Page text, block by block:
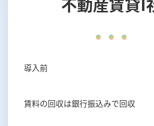
導入前
賃料の回収は銀行振込みで回収